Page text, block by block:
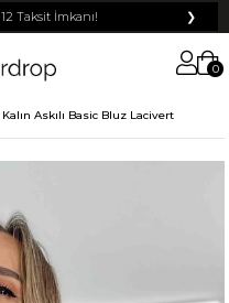
Taksit İmkanı! ❯
0
Kalın Askılı Basic Bluz Lacivert